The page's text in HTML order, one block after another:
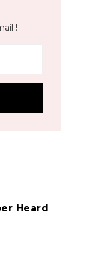
!
Heard